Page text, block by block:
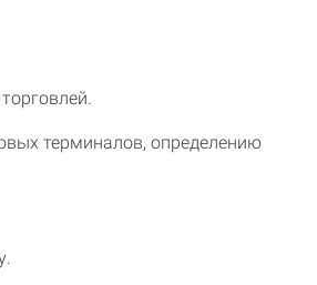
терминалов, определению